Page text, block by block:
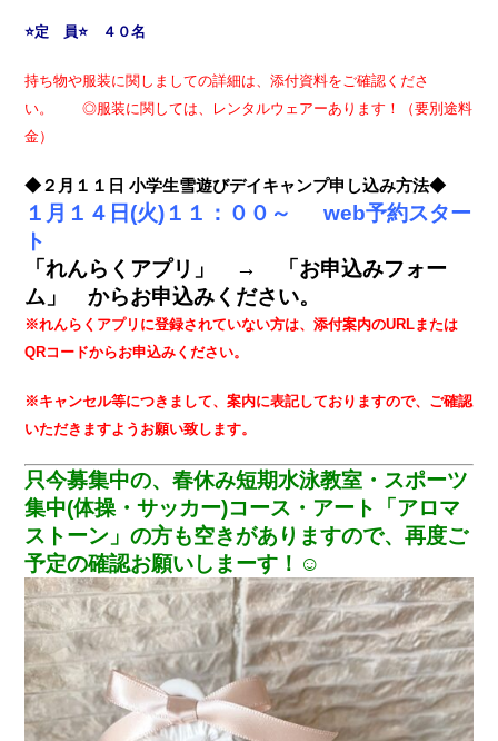
⭐定 員⭐ ４０名
持ち物や服装に関しましての詳細は、添付資料をご確認くださ
い。 ◎服装に関しては、レンタルウェアーあります！（要別途料
金）
◆２月１１日 小学生雪遊びデイキャンプ申し込み方法◆
１月１４日(火)１１：００～ web予約スター
ト
「れんらくアプリ」 → 「お申込みフォー
ム」 からお申込みください。
※れんらくアプリに登録されていない方は、添付案内のURLまたは
QRコードからお申込みください。
※キャンセル等につきまして、案内に表記しておりますので、ご確認
いただきますようお願い致します。
只今募集中の、春休み短期水泳教室・スポーツ
集中(体操・サッカー)コース・アート「アロマ
ストーン」の方も空きがありますので、再度ご
予定の確認お願いしまーす！☺